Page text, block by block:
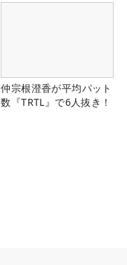
仲宗根澄香が平均パット
数『TRTL』で6人抜き！